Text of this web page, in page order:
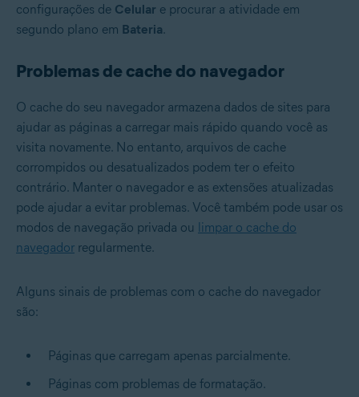
configurações de Celular e procurar a atividade em
segundo plano em Bateria.
Problemas de cache do navegador
O cache do seu navegador armazena dados de sites para
ajudar as páginas a carregar mais rápido quando você as
visita novamente. No entanto, arquivos de cache
corrompidos ou desatualizados podem ter o efeito
contrário. Manter o navegador e as extensões atualizadas
pode ajudar a evitar problemas. Você também pode usar os
modos de navegação privada ou limpar o cache do
navegador regularmente.
Alguns sinais de problemas com o cache do navegador
são:
Páginas que carregam apenas parcialmente.
Páginas com problemas de formatação.